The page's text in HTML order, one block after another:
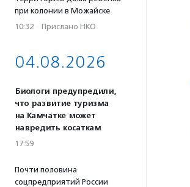
при колонии в Можайске
10:32 · Прислано НКО
04.08.2026
Биологи предупредили,
что развитие туризма
на Камчатке может
навредить косаткам
17:59
Почти половина
соцпредприятий России